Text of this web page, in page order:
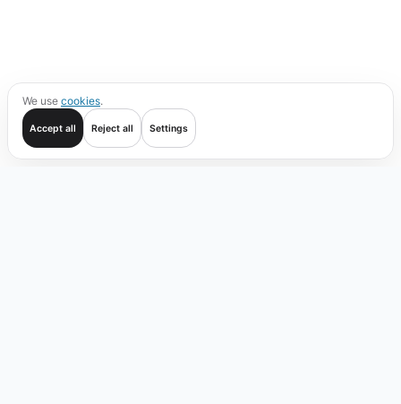
We use cookies.
Accept all Reject all Settings